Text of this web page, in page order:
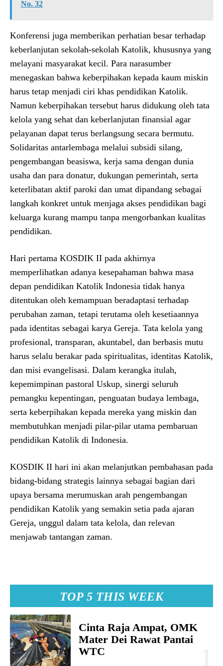
TOP 5 THIS WEEK
Cinta Raja Ampat, OMK
Mater Dei Rawat Pantai
WTC
No. 32
Konferensi juga memberikan perhatian besar terhadap
keberlanjutan sekolah-sekolah Katolik, khususnya yang
melayani masyarakat kecil. Para narasumber
menegaskan bahwa keberpihakan kepada kaum miskin
harus tetap menjadi ciri khas pendidikan Katolik.
Namun keberpihakan tersebut harus didukung oleh tata
kelola yang sehat dan keberlanjutan finansial agar
pelayanan dapat terus berlangsung secara bermutu.
Solidaritas antarlembaga melalui subsidi silang,
pengembangan beasiswa, kerja sama dengan dunia
usaha dan para donatur, dukungan pemerintah, serta
keterlibatan aktif paroki dan umat dipandang sebagai
langkah konkret untuk menjaga akses pendidikan bagi
keluarga kurang mampu tanpa mengorbankan kualitas
pendidikan.
Hari pertama KOSDIK II pada akhirnya
memperlihatkan adanya kesepahaman bahwa masa
depan pendidikan Katolik Indonesia tidak hanya
ditentukan oleh kemampuan beradaptasi terhadap
perubahan zaman, tetapi terutama oleh kesetiaannya
pada identitas sebagai karya Gereja. Tata kelola yang
profesional, transparan, akuntabel, dan berbasis mutu
harus selalu berakar pada spiritualitas, identitas Katolik,
dan misi evangelisasi. Dalam kerangka itulah,
kepemimpinan pastoral Uskup, sinergi seluruh
pemangku kepentingan, penguatan budaya lembaga,
serta keberpihakan kepada mereka yang miskin dan
membutuhkan menjadi pilar-pilar utama pembaruan
pendidikan Katolik di Indonesia.
KOSDIK II hari ini akan melanjutkan pembahasan pada
bidang-bidang strategis lainnya sebagai bagian dari
upaya bersama merumuskan arah pengembangan
pendidikan Katolik yang semakin setia pada ajaran
Gereja, unggul dalam tata kelola, dan relevan
menjawab tantangan zaman.